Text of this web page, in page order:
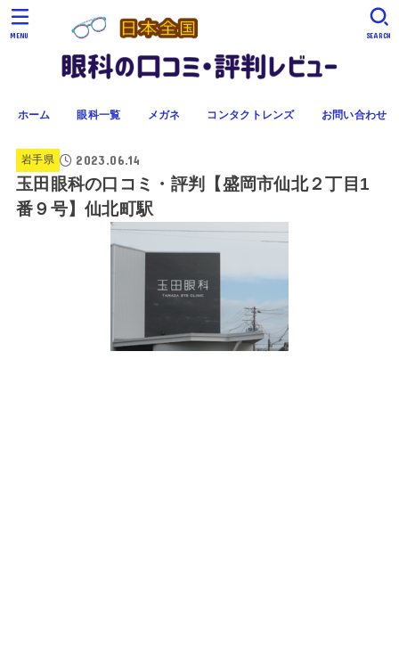
ホーム 眼科一覧 メガネ コンタクトレンズ お問い合わせ
SEARCH
MENU
岩手県 2023.06.14
玉田眼科の口コミ・評判【盛岡市仙北２丁目1
番９号】仙北町駅